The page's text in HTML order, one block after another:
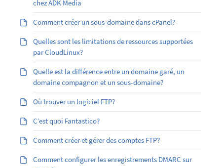
chez ADK Media
Comment créer un sous-domaine dans cPanel?
Quelles sont les limitations de ressources supportées
par CloudLinux?
Quelle est la différence entre un domaine garé, un
domaine compagnon et un sous-domaine?
Où trouver un logiciel FTP?
C’est quoi Fantastico?
Comment créer et gérer des comptes FTP?
Comment configurer les enregistrements DMARC sur